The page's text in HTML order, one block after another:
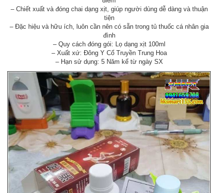
– Chiết xuất và đóng chai dạng xịt, giúp người dùng dễ dàng và thuận
tiện
– Đặc hiệu và hữu ích, luôn cần nên có sẵn trong tủ thuốc cá nhân gia
đình
– Quy cách đóng gói: Lọ dạng xịt 100ml
– Xuất xứ: Đông Y Cổ Truyền Trung Hoa
– Hạn sử dụng: 5 Năm kể từ ngày SX